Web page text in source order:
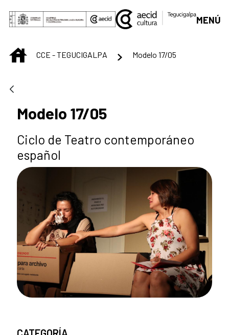
Saltar al contenido principal
MENÚ
INICIOCCE - TEGUCIGALPA Modelo 17/05
Modelo 17/05
Ciclo de Teatro contemporáneo
español